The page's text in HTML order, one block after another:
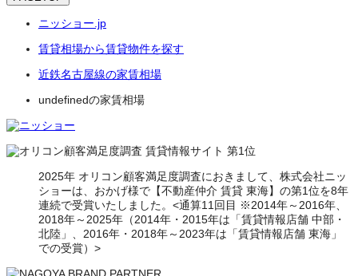
ニッショー.jp
賃貸相場から賃貸物件を探す
近鉄名古屋線の家賃相場
undefinedの家賃相場
2025年 オリコン顧客満足度調査におきまして、株式会社ニッ
ショーは、おかげ様で【不動産仲介 賃貸 東海】の第1位を8年
連続で受賞いたしました。<通算11回目 ※2014年～2016年、
2018年～2025年（2014年・2015年は「賃貸情報店舗 中部・
北陸」、2016年・2018年～2023年は「賃貸情報店舗 東海」
での受賞）>